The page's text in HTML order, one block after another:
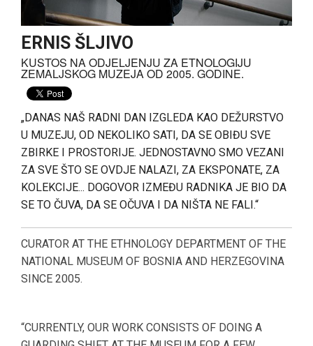
ERNIS ŠLJIVO
KUSTOS NA ODJELJENJU ZA ETNOLOGIJU
ZEMALJSKOG MUZEJA OD 2005. GODINE.
„DANAS NAŠ RADNI DAN IZGLEDA KAO DEŽURSTVO
U MUZEJU, OD NEKOLIKO SATI, DA SE OBIĐU SVE
ZBIRKE I PROSTORIJE. JEDNOSTAVNO SMO VEZANI
ZA SVE ŠTO SE OVDJE NALAZI, ZA EKSPONATE, ZA
KOLEKCIJE... DOGOVOR IZMEĐU RADNIKA JE BIO DA
SE TO ČUVA, DA SE OČUVA I DA NIŠTA NE FALI.“
CURATOR AT THE ETHNOLOGY DEPARTMENT OF THE
NATIONAL MUSEUM OF BOSNIA AND HERZEGOVINA
SINCE 2005.
“CURRENTLY, OUR WORK CONSISTS OF DOING A